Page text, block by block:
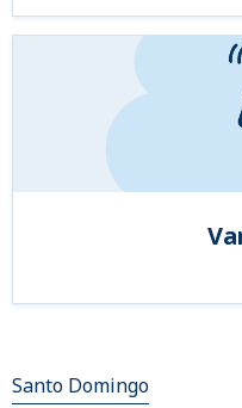
Santo Domingo